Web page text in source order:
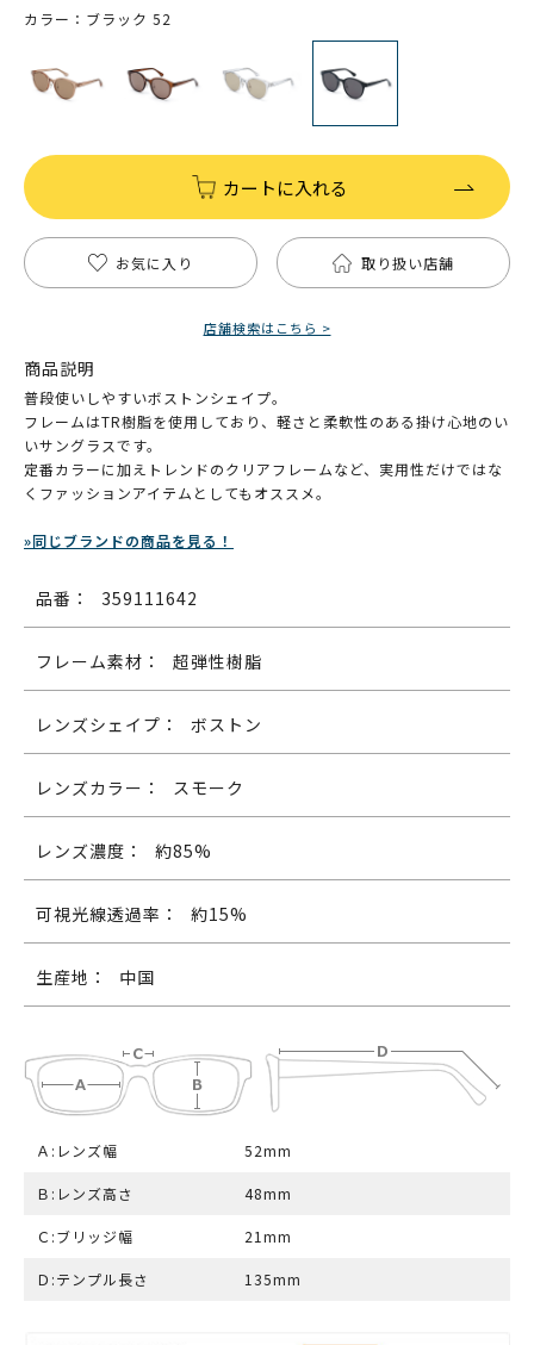
カラー：ブラック 52
カートに入れる
お気に入り 取り扱い店舗
店舗検索はこちら >
商品説明
普段使いしやすいボストンシェイプ。
フレームはTR樹脂を使用しており、軽さと柔軟性のある掛け心地のい
いサングラスです。
定番カラーに加えトレンドのクリアフレームなど、実用性だけではな
くファッションアイテムとしてもオススメ。
»同じブランドの商品を見る！
品番： 359111642
フレーム素材： 超弾性樹脂
レンズシェイプ： ボストン
レンズカラー： スモーク
レンズ濃度： 約85%
可視光線透過率： 約15%
生産地： 中国
Ａ:レンズ幅 52mm
Ｂ:レンズ高さ 48mm
Ｃ:ブリッジ幅 21mm
Ｄ:テンプル長さ 135mm